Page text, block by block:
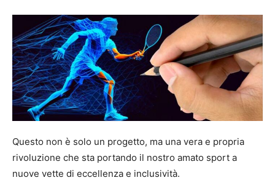
Questo non è solo un progetto, ma una vera e propria
rivoluzione che sta portando il nostro amato sport a
nuove vette di eccellenza e inclusività.